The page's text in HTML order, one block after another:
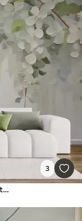
3
Fotótapéta Absztrakt, függő virágokat ábrázoló festmény